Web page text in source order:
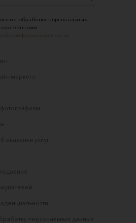
на обработку персональных
маркете
оказании услуг
персональных данных